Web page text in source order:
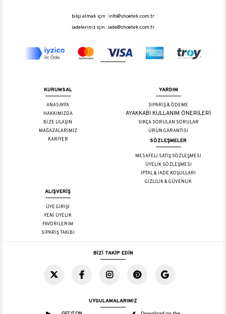
bilgi almak için :info@shoetek.com.tr
iadeleriniz için :iade@shoetek.com.tr
KURUMSAL
ANASAYFA
HAKKIMIZDA
BİZE ULAŞIN
MAĞAZALARIMIZ
KARİYER
YARDIM
SİPARİŞ & ÖDEME
AYAKKABI KULLANIM ÖNERİLERİ
SIKÇA SORULAN SORULAR
ÜRÜN GARANTİSİ
SÖZLEŞMELER
MESAFELİ SATIŞ SÖZLEŞMESİ
ÜYELİK SÖZLEŞMESİ
İPTAL & İADE KOŞULLARI
GİZLİLİK & GÜVENLİK
ALIŞVERİŞ
ÜYE GİRİŞİ
YENİ ÜYELİK
FAVORİLERİM
SİPARİŞ TAKİBİ
BİZİ TAKİP EDİN
UYGULAMALARIMIZ